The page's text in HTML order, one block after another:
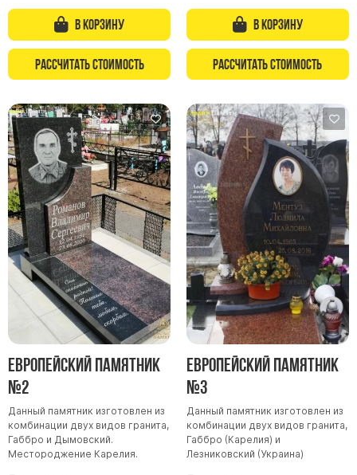
Памятники девушке
Памятники дочери
Памятники мужчине
Памятники дедушке
Памятники мужу
Памятники отцу
Памятники парню
Памятники сыну
Памятники вертикальные
Памятники врачу
Памятники горизонтальные
Памятники индивидуальные
Памятники классические
Памятники книга
Памятники красивые
Памятники Православные
Памятники прямоугольные
Памятники с воздушным креcтом
В корзину
Рассчитать стоимость
В корзину
Рассчитать стоимость
Европейский памятник
№2
Данный памятник изготовлен из
комбинации двух видов гранита,
Габбро и Дымовский.
Местороджение Карелия.
Европейский памятник
№3
Данный памятник изготовлен из
комбинации двух видов гранита,
Габбро (Карелия) и
Лезниковский (Украина)